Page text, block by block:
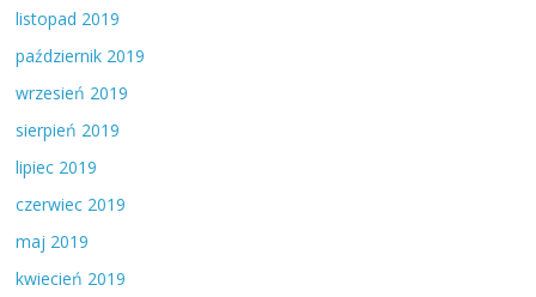
listopad 2019
październik 2019
wrzesień 2019
sierpień 2019
lipiec 2019
czerwiec 2019
maj 2019
kwiecień 2019